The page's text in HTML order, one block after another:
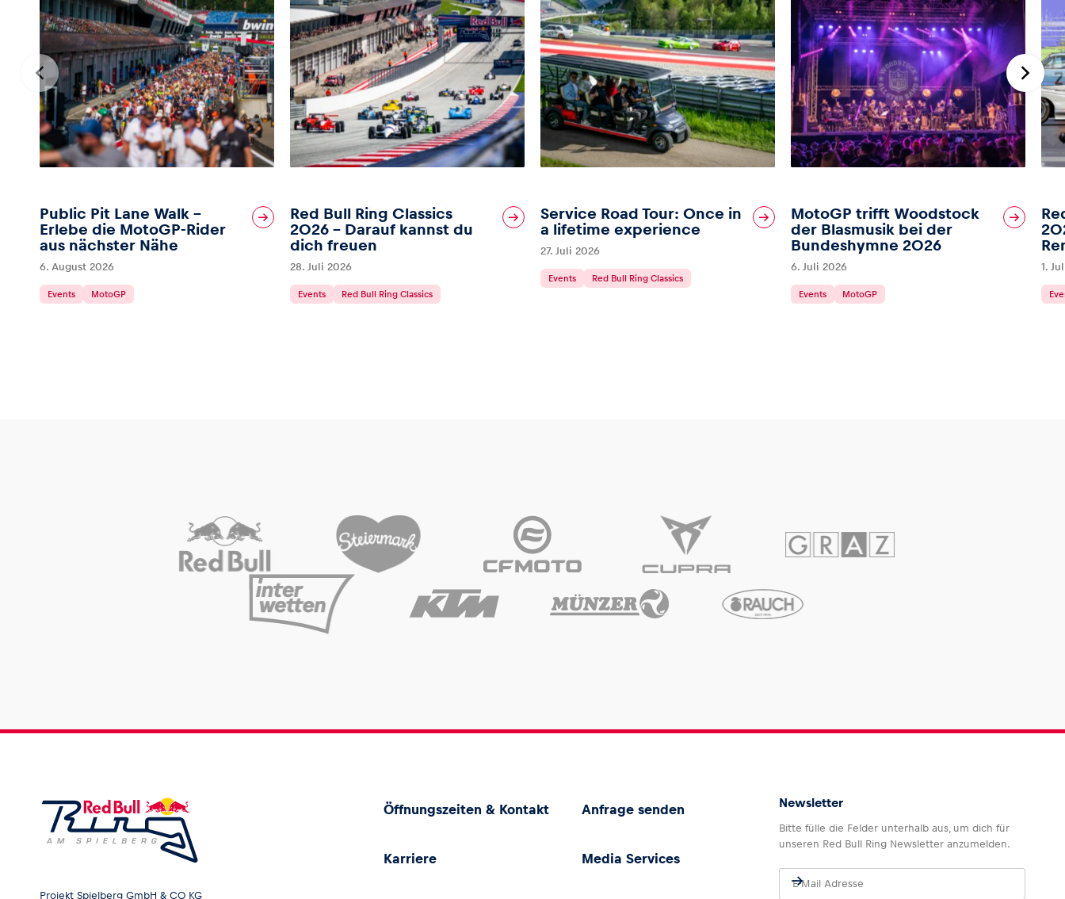
Public Pit Lane Walk –
Erlebe die MotoGP-Rider
aus nächster Nähe
6. August 2026
Events MotoGP
Red Bull Ring Classics
2026 – Darauf kannst du
dich freuen
28. Juli 2026
Events Red Bull Ring Classics
Service Road Tour: Once in
a lifetime experience
27. Juli 2026
Events Red Bull Ring Classics
MotoGP trifft Woodstock
der Blasmusik bei der
Bundeshymne 2026
6. Juli 2026
Events MotoGP
1.
Projekt Spielberg GmbH & CO KG
Öffnungszeiten & Kontakt Anfrage senden
Karriere Media Services
Newsletter
Bitte fülle die Felder unterhalb aus, um dich für
unseren Red Bull Ring Newsletter anzumelden.